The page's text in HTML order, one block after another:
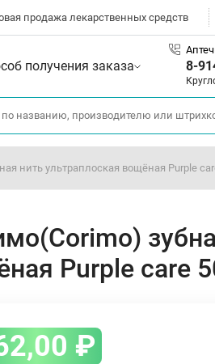
продажа лекарственных средств
получения заказа 8-
нить ультраплоская вощёная Purple
Purple care
₽